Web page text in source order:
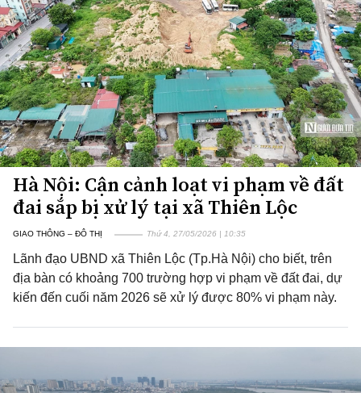
Hà Nội: Cận cảnh loạt vi phạm về đất
đai sắp bị xử lý tại xã Thiên Lộc
GIAO THÔNG – ĐÔ THỊ Thứ 4, 27/05/2026 | 10:35
Lãnh đạo UBND xã Thiên Lộc (Tp.Hà Nội) cho biết, trên
địa bàn có khoảng 700 trường hợp vi phạm về đất đai, dự
kiến đến cuối năm 2026 sẽ xử lý được 80% vi phạm này.